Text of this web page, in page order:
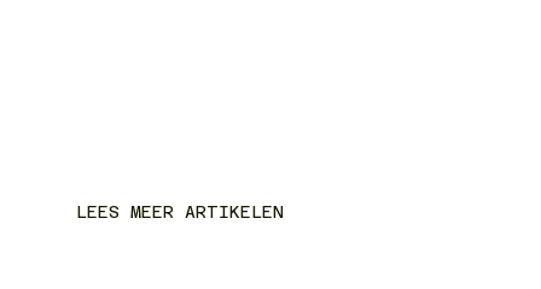
LEES MEER ARTIKELEN